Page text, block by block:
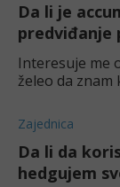
Da li je
predviđanje
Interesuje me
želeo da
Zajednica
Da li da
hedgujem